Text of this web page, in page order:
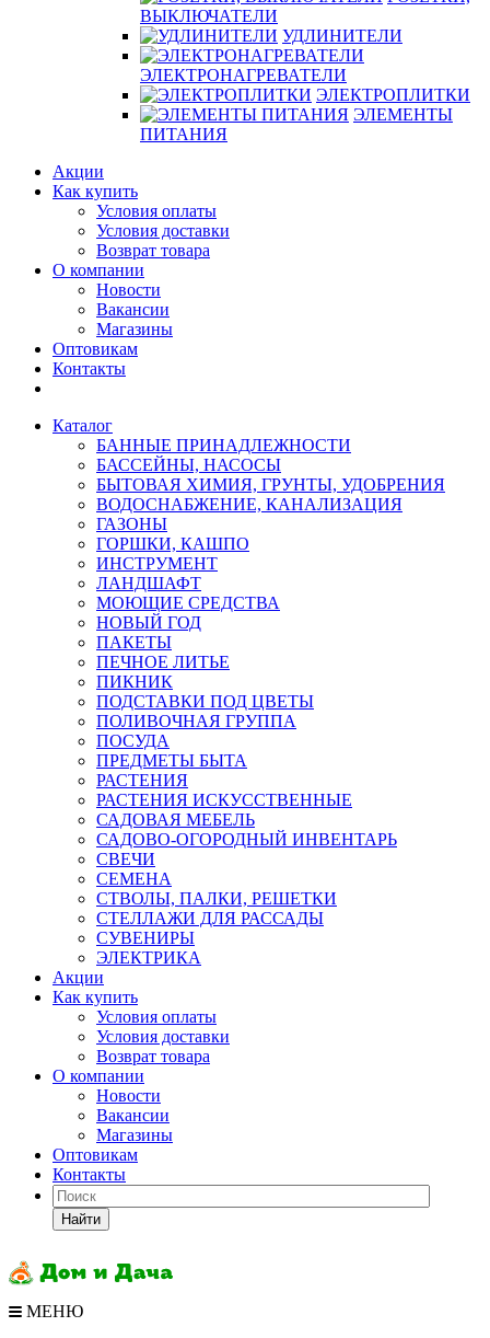
ВЫКЛЮЧАТЕЛИ
УДЛИНИТЕЛИ
ЭЛЕКТРОНАГРЕВАТЕЛИ
ЭЛЕКТРОПЛИТКИ
ЭЛЕМЕНТЫ
ПИТАНИЯ
Акции
Как купить
Условия оплаты
Условия доставки
Возврат товара
О компании
Новости
Вакансии
Магазины
Оптовикам
Контакты
Каталог
БАННЫЕ ПРИНАДЛЕЖНОСТИ
БАССЕЙНЫ, НАСОСЫ
БЫТОВАЯ ХИМИЯ, ГРУНТЫ, УДОБРЕНИЯ
ВОДОСНАБЖЕНИЕ, КАНАЛИЗАЦИЯ
ГАЗОНЫ
ГОРШКИ, КАШПО
ИНСТРУМЕНТ
ЛАНДШАФТ
МОЮЩИЕ СРЕДСТВА
НОВЫЙ ГОД
ПАКЕТЫ
ПЕЧНОЕ ЛИТЬЕ
ПИКНИК
ПОДСТАВКИ ПОД ЦВЕТЫ
ПОЛИВОЧНАЯ ГРУППА
ПОСУДА
ПРЕДМЕТЫ БЫТА
РАСТЕНИЯ
РАСТЕНИЯ ИСКУССТВЕННЫЕ
САДОВАЯ МЕБЕЛЬ
САДОВО-ОГОРОДНЫЙ ИНВЕНТАРЬ
СВЕЧИ
СЕМЕНА
СТВОЛЫ, ПАЛКИ, РЕШЕТКИ
СТЕЛЛАЖИ ДЛЯ РАССАДЫ
СУВЕНИРЫ
ЭЛЕКТРИКА
Акции
Как купить
Условия оплаты
Условия доставки
Возврат товара
О компании
Новости
Вакансии
Магазины
Оптовикам
Контакты
Найти
МЕНЮ